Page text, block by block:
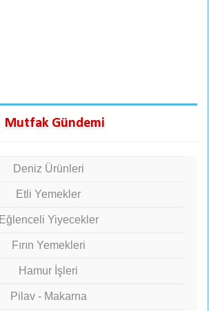
Mutfak Gündemi
Deniz Ürünleri
Etli Yemekler
Eğlenceli Yiyecekler
Fırın Yemekleri
Hamur İşleri
Pilav - Makarna